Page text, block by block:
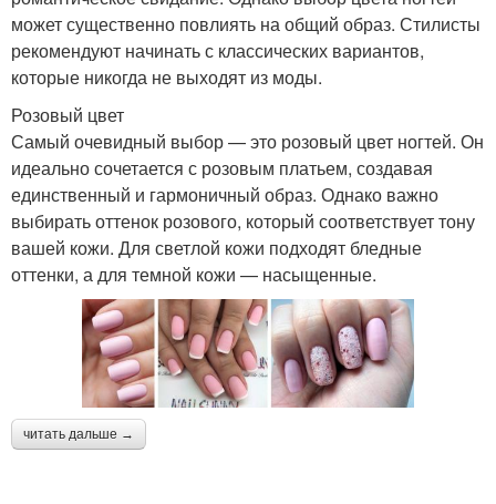
может существенно повлиять на общий образ. Стилисты
рекомендуют начинать с классических вариантов,
которые никогда не выходят из моды.
Розовый цвет
Самый очевидный выбор — это розовый цвет ногтей. Он
идеально сочетается с розовым платьем, создавая
единственный и гармоничный образ. Однако важно
выбирать оттенок розового, который соответствует тону
вашей кожи. Для светлой кожи подходят бледные
оттенки, а для темной кожи — насыщенные.
читать дальше →